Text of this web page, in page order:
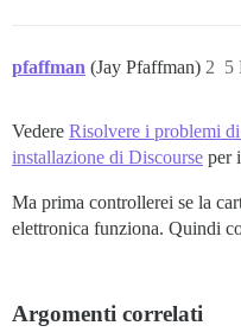
pfaffman (Jay Pfaffman) 5
2
Vedere Risolvere i problemi
installazione di Discourse per
Ma prima controllerei se la
elettronica funziona. Quindi
Argomenti correlati